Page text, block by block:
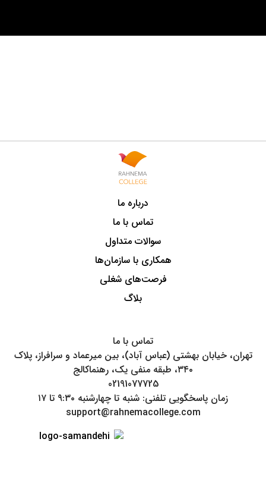
درباره ما
تماس با ما
سوالات متداول
همکاری با سازمان‌ها
فرصت‌های شغلی
بلاگ
تماس‌ با ما
تهران، خیابان بهشتی (عباس آباد)، بین میرعماد و سرافراز، پلاک
۳۴۰، طبقه منفی یک، رهنماکالج
02191077725
زمان پاسخگویی تلفنی: شنبه تا چهارشنبه ۹:۳۰ تا ۱۷
support@rahnemacollege.com